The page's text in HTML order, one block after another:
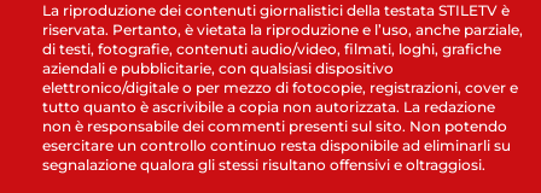
La riproduzione dei contenuti giornalistici della testata STILETV è
riservata. Pertanto, è vietata la riproduzione e l’uso, anche parziale,
di testi, fotografie, contenuti audio/video, filmati, loghi, grafiche
aziendali e pubblicitarie, con qualsiasi dispositivo
elettronico/digitale o per mezzo di fotocopie, registrazioni, cover e
tutto quanto è ascrivibile a copia non autorizzata. La redazione
non è responsabile dei commenti presenti sul sito. Non potendo
esercitare un controllo continuo resta disponibile ad eliminarli su
segnalazione qualora gli stessi risultano offensivi e oltraggiosi.